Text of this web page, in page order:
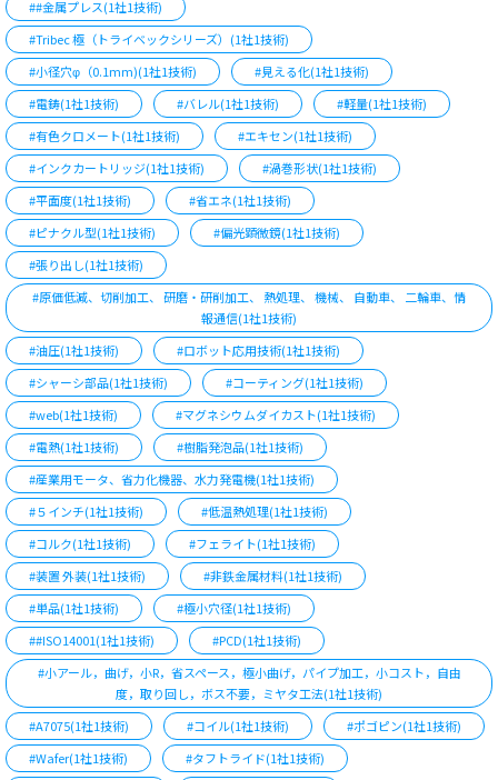
##金属プレス(1社1技術)
#Tribec 極（トライベックシリーズ）(1社1技術)
#小径穴φ（0.1mm)(1社1技術)
#見える化(1社1技術)
#電鋳(1社1技術)
#バレル(1社1技術)
#軽量(1社1技術)
#有色クロメート(1社1技術)
#エキセン(1社1技術)
#インクカートリッジ(1社1技術)
#渦巻形状(1社1技術)
#平面度(1社1技術)
#省エネ(1社1技術)
#ピナクル型(1社1技術)
#偏光顕微鏡(1社1技術)
#張り出し(1社1技術)
#原価低減、切削加工、 研磨・研削加工、 熱処理、 機械、 自動車、 二輪車、情
報通信(1社1技術)
#油圧(1社1技術)
#ロボット応用技術(1社1技術)
#シャーシ部品(1社1技術)
#コーティング(1社1技術)
#web(1社1技術)
#マグネシウムダイカスト(1社1技術)
#電熱(1社1技術)
#樹脂発泡品(1社1技術)
#産業用モータ、省力化機器、水力発電機(1社1技術)
#５インチ(1社1技術)
#低温熱処理(1社1技術)
#コルク(1社1技術)
#フェライト(1社1技術)
#装置 外装(1社1技術)
#非鉄金属材料(1社1技術)
#単品(1社1技術)
#極小穴径(1社1技術)
##ISO14001(1社1技術)
#PCD(1社1技術)
#小アール，曲げ，小R，省スペース，極小曲げ，パイプ加工，小コスト，自由
度，取り回し，ボス不要，ミヤタ工法(1社1技術)
#A7075(1社1技術)
#コイル(1社1技術)
#ポゴピン(1社1技術)
#Wafer(1社1技術)
#タフトライド(1社1技術)